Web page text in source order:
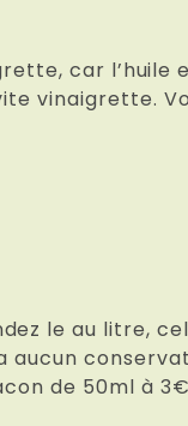
car l’huile
vinaigrette.
le au litre,
de 50ml à